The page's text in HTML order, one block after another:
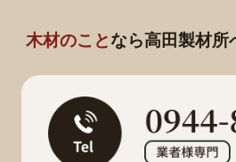
木材のことなら高田製材所